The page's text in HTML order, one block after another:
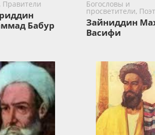
Правители
Бабур
Богословы и
просветители,
Зайниддин
Васифи